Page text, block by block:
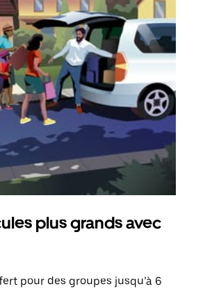
plus grands avec
pour des groupes jusqu’à 6